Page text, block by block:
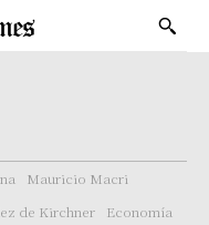
Mauricio Macri
de Kirchner
Economía